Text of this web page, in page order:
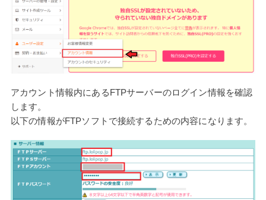
アカウント情報内にあるFTPサーバーのログイン情報を確認
します。
以下の情報がFTPソフトで接続するための内容になります。